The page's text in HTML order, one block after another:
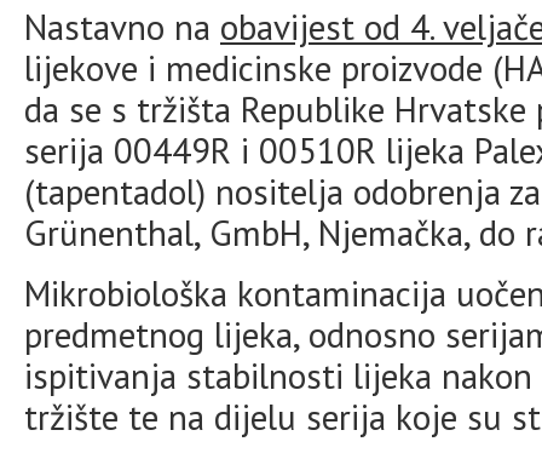
Nastavno na obavijest od 4.
lijekove i medicinske proizvode
da se s tržišta Republike
serija 00449R i 00510R lijeka
(tapentadol) nositelja odobrenja
Grünenthal, GmbH, Njemačka, do
Mikrobiološka kontaminacija
predmetnog lijeka, odnosno
ispitivanja stabilnosti lijeka
tržište te na dijelu serija koje su